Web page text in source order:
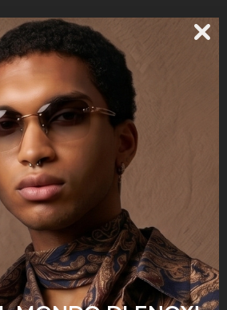
CLIP
nella collezione ENOX
modello di occhiali dalla
per avere a
con un semplice gesto, ben
uno solo, adattandolo al
quotidiano.